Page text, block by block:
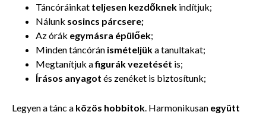
Táncóráinkat teljesen kezdőknek indítjuk;
Nálunk sosincs párcsere;
Az órák egymásra épülőek;
Minden táncórán ismételjüka tanultakat;
Megtanítjuk afigurák vezetését is;
Írásos anyagot és zenéket is biztosítunk;
Legyen a tánc a közös hobbitok. Harmonikusan együtt